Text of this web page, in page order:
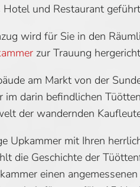
und Restaurant geführt
wird für Sie in den
zur Trauung
am Markt von der
im darin befindlichen
der wandernden
Upkammer mit Ihren
die Geschichte der
einen